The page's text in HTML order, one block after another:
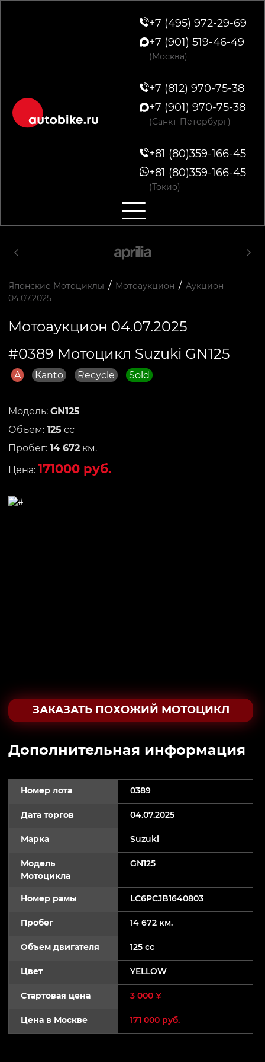
+7 (495) 972-29-69
+7 (901) 519-46-49
(Москва)
+7 (812) 970-75-38
+7 (901) 970-75-38
(Санкт-Петербург)
+81 (80)359-166-45
+81 (80)359-166-45
(Токио)
Японские Мотоциклы / Мотоаукцион / Аукцион
04.07.2025
Мотоаукцион 04.07.2025
#0389 Мотоцикл Suzuki GN125
A Kanto Recycle Sold
Модель: GN125
Объем: 125 сс
Пробег: 14 672 км.
Цена: 171000 руб.
ЗАКАЗАТЬ ПОХОЖИЙ МОТОЦИКЛ
Дополнительная информация
Номер лота 0389
Дата торгов 04.07.2025
Марка Suzuki
Модель
Мотоцикла
GN125
Номер рамы LC6PCJB1640803
Пробег 14 672 км.
Объем двигателя 125 cc
Цвет YELLOW
Стартовая цена 3 000 ¥
Цена в Москве 171 000 руб.